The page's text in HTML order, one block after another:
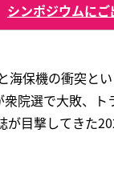
シンポジウムにご
海保機の衝突と
院選で大敗、
が目撃してきた